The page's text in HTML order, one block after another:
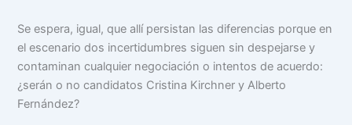
Se espera, igual, que allí persistan las diferencias porque en
el escenario dos incertidumbres siguen sin despejarse y
contaminan cualquier negociación o intentos de acuerdo:
¿serán o no candidatos Cristina Kirchner y Alberto
Fernández?